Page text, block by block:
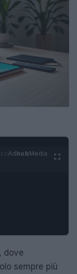
AdhubMedia
dove
sempre più